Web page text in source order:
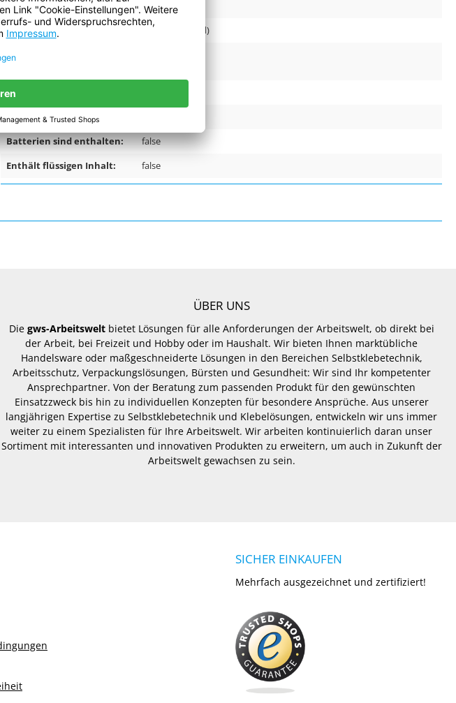
Nummer:
Kerndurchmesser:
3 Zoll (Standard)
Rückstandsfrei
Temperaturbeständigkeit:
Gefahrgut:
Batterien sind enthalten:
false
Enthält flüssigen Inhalt:
false
ÜBER UNS
Die gws-Arbeitsweltbietet Lösungen für alle Anforderungen der Arbeitswelt, ob direkt bei
der Arbeit, bei Freizeit und Hobby oder im Haushalt. Wir bieten Ihnen marktübliche
Handelsware oder maßgeschneiderte Lösungen in den Bereichen Selbstklebetechnik,
Arbeitsschutz, Verpackungslösungen, Bürsten und Gesundheit: Wir sind Ihr kompetenter
Ansprechpartner. Von der Beratung zum passenden Produkt für den gewünschten
Einsatzzweck bis hin zu individuellen Konzepten für besondere Ansprüche. Aus unserer
langjährigen Expertise zu Selbstklebetechnik und Klebelösungen, entwickeln wir uns immer
weiter zu einem Spezialisten für Ihre Arbeitswelt. Wir arbeiten kontinuierlich daran unser
Sortiment mit interessanten und innovativen Produkten zu erweitern, um auch in Zukunft der
Arbeitswelt gewachsen zu sein.
SICHER EINKAUFEN
Mehrfach ausgezeichnet und zertifiziert!